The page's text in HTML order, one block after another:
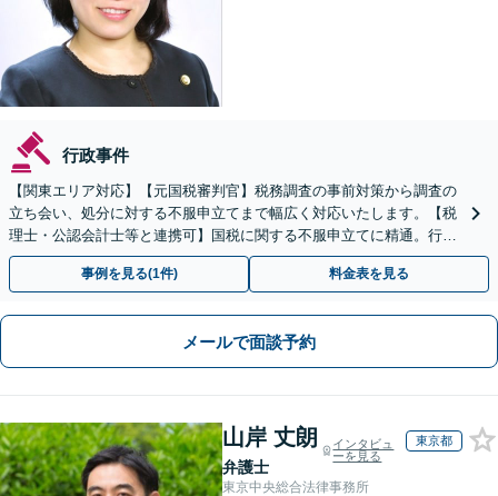
行政事件
【関東エリア対応】【元国税審判官】税務調査の事前対策から調査の
立ち会い、処分に対する不服申立てまで幅広く対応いたします。【税
理士・公認会計士等と連携可】国税に関する不服申立てに精通。行政
側の知見を活かしたサポートいたします
事例を見る(1件) 料金表を見る
メールで面談予約
山岸 丈朗
弁護士
インタビュ
ーを見る
東京都
東京中央総合法律事務所